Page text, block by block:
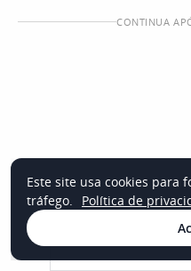
CONTINUA
Este site usa cookies para
tráfego.
Política de